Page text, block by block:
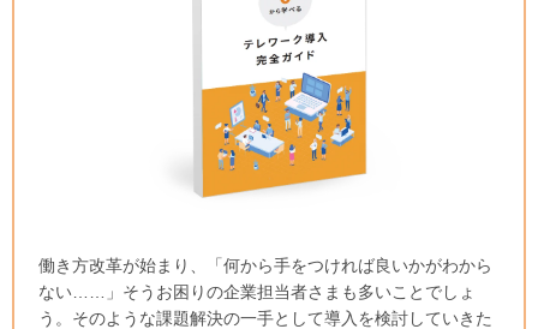
働き方改革が始まり、「何から手をつければ良いかがわから
ない……」そうお困りの企業担当者さまも多いことでしょ
う。そのような課題解決の一手として導入を検討していきた